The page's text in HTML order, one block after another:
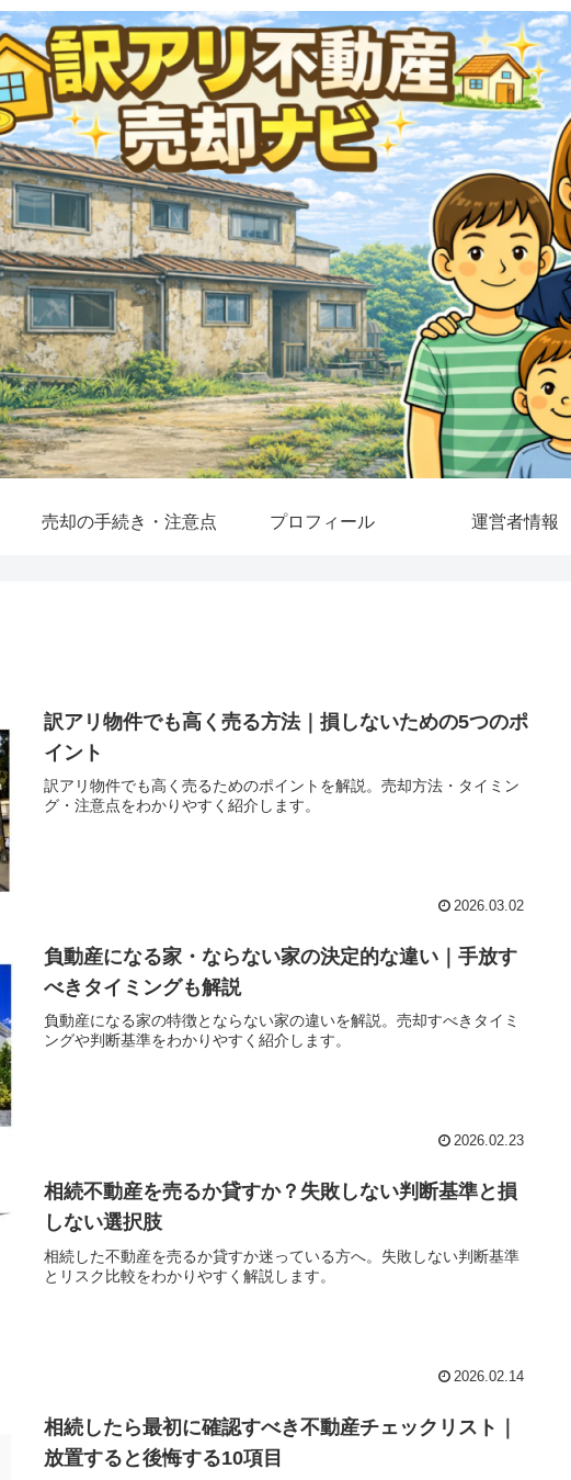
売却の手続き・注意点 プロフィール 運営者情報
訳アリ物件でも高く売る方法｜損しないための5つのポ
イント
訳アリ物件でも高く売るためのポイントを解説。売却方法・タイミン
グ・注意点をわかりやすく紹介します。
2026.03.02
負動産になる家・ならない家の決定的な違い｜手放す
べきタイミングも解説
負動産になる家の特徴とならない家の違いを解説。売却すべきタイミ
ングや判断基準をわかりやすく紹介します。
2026.02.23
相続不動産を売るか貸すか？失敗しない判断基準と損
しない選択肢
相続した不動産を売るか貸すか迷っている方へ。失敗しない判断基準
とリスク比較をわかりやすく解説します。
2026.02.14
相続したら最初に確認すべき不動産チェックリスト｜
放置すると後悔する10項目